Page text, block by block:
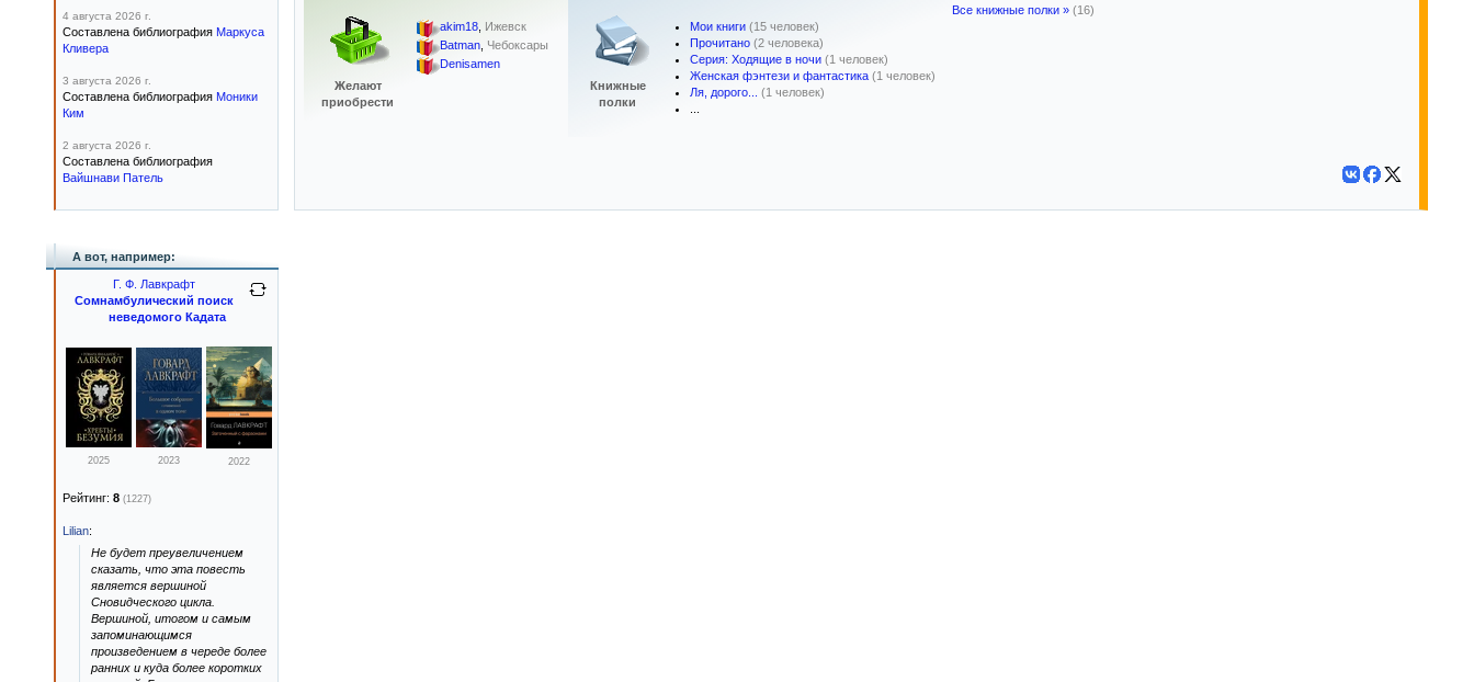
Желают
приобрести
akim18, Ижевск
Batman, Чебоксары
Denisamen
Книжные
полки
Мои книги (15 человек)
Прочитано (2 человека)
Серия: Ходящие в ночи (1 человек)
Женская фэнтези и фантастика (1 человек)
Ля, дорого...
(1 человек)
Все книжные полки » (16)
4 августа 2026 г.
Составлена библиография Маркуса
Кливера
3 августа 2026 г.
Составлена библиография Моники
Ким
2 августа 2026 г.
Составлена библиография
Вайшнави Патель
А вот, например:
Г. Ф. Лавкрафт
Сомнамбулический поиск
неведомого Кадата
2025 2023 2022
Рейтинг: 8 (1227)
Lilian:
Не будет преувеличением
сказать, что эта повесть
является вершиной
Сновидческого цикла.
Вершиной, итогом и самым
запоминающимся
произведением в череде более
ранних и куда более коротких